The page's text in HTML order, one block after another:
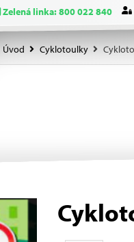
Zelená linka: 800 022 840
Úvod Cyklotoulky